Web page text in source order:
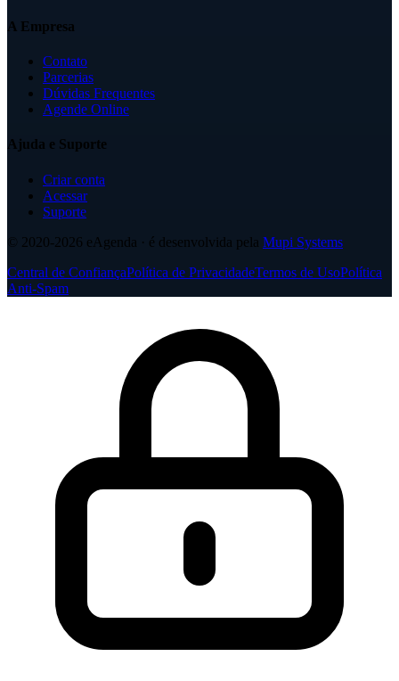
A Empresa
Contato
Parcerias
Dúvidas Frequentes
Agende Online
Ajuda e Suporte
Criar conta
Acessar
Suporte
© 2020-2026 eAgenda · é desenvolvida pela Mupi Systems
Central de ConfiançaPolítica de PrivacidadeTermos de UsoPolítica
Anti-Spam